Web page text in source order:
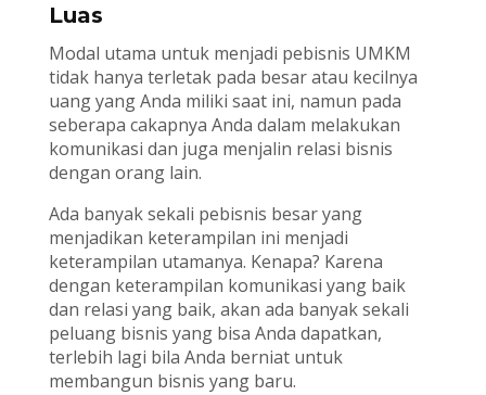
Luas
Modal utama untuk menjadi pebisnis UMKM
tidak hanya terletak pada besar atau kecilnya
uang yang Anda miliki saat ini, namun pada
seberapa cakapnya Anda dalam melakukan
komunikasi dan juga menjalin relasi bisnis
dengan orang lain.
Ada banyak sekali pebisnis besar yang
menjadikan keterampilan ini menjadi
keterampilan utamanya. Kenapa? Karena
dengan keterampilan komunikasi yang baik
dan relasi yang baik, akan ada banyak sekali
peluang bisnis yang bisa Anda dapatkan,
terlebih lagi bila Anda berniat untuk
membangun bisnis yang baru.